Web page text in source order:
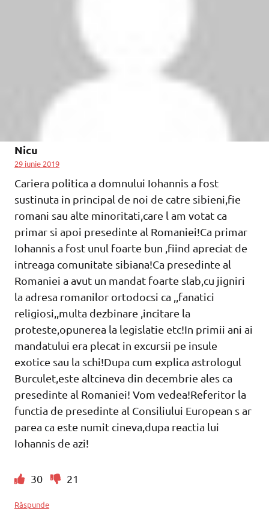
Nicu
29 iunie 2019
Cariera politica a domnului Iohannis a fost
sustinuta in principal de noi de catre sibieni,fie
romani sau alte minoritati,care l am votat ca
primar si apoi presedinte al Romaniei!Ca primar
Iohannis a fost unul foarte bun ,fiind apreciat de
intreaga comunitate sibiana!Ca presedinte al
Romaniei a avut un mandat foarte slab,cu jigniri
la adresa romanilor ortodocsi ca ,,fanatici
religiosi,,multa dezbinare ,incitare la
proteste,opunerea la legislatie etc!In primii ani ai
mandatului era plecat in excursii pe insule
exotice sau la schi!Dupa cum explica astrologul
Burculet,este altcineva din decembrie ales ca
presedinte al Romaniei! Vom vedea!Referitor la
functia de presedinte al Consiliului European s ar
parea ca este numit cineva,dupa reactia lui
Iohannis de azi!
30 21
Răspunde